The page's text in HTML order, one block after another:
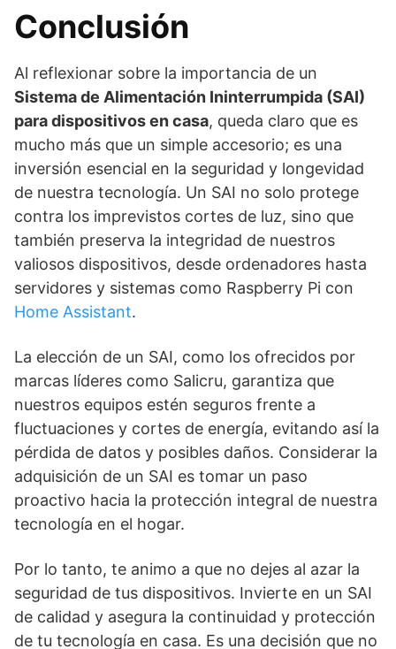
Conclusión
Al reflexionar sobre la importancia de un
Sistema de Alimentación Ininterrumpida (SAI)
para dispositivos en casa, queda claro que es
mucho más que un simple accesorio; es una
inversión esencial en la seguridad y longevidad
de nuestra tecnología. Un SAI no solo protege
contra los imprevistos cortes de luz, sino que
también preserva la integridad de nuestros
valiosos dispositivos, desde ordenadores hasta
servidores y sistemas como Raspberry Pi con
Home Assistant.
La elección de un SAI, como los ofrecidos por
marcas líderes como Salicru, garantiza que
nuestros equipos estén seguros frente a
fluctuaciones y cortes de energía, evitando así la
pérdida de datos y posibles daños. Considerar la
adquisición de un SAI es tomar un paso
proactivo hacia la protección integral de nuestra
tecnología en el hogar.
Por lo tanto, te animo a que no dejes al azar la
seguridad de tus dispositivos. Invierte en un SAI
de calidad y asegura la continuidad y protección
de tu tecnología en casa. Es una decisión que no